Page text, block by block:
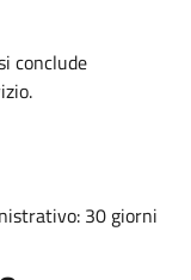
conclude
30 giorni